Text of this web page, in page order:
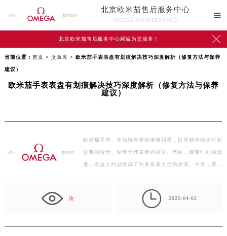
北京欧米茄售后服务中心
OMEGA MAINTENANCE

北京欧米茄售后服务中心竭诚为您服务！ 
当前位置： 首页 > 文章库 > 欧米茄手表表盘有划痕解决技巧深度解析（修复方法与保养
建议）
欧米茄手表表盘有划痕解决技巧深度解析（修复方法与保养
建议）
欧米茄手表，作为钟表界的璀璨明星，以其精准的走时和
优雅的设计，深受全球表迷的喜爱。然而，随着时间的流
逝，表盘上的划痕成了许多爱表人士的烦恼。今天，就让
次  2025-04-02